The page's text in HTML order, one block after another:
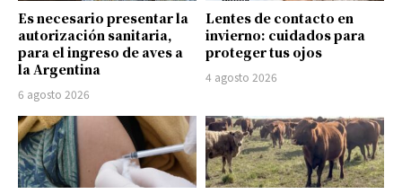
Es necesario presentar la
autorización sanitaria,
para el ingreso de aves a
la Argentina
6 agosto 2026
Lentes de contacto en
invierno: cuidados para
proteger tus ojos
4 agosto 2026